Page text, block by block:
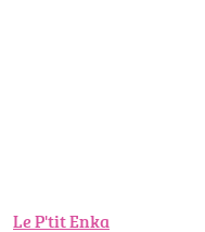
Le P'tit Enka